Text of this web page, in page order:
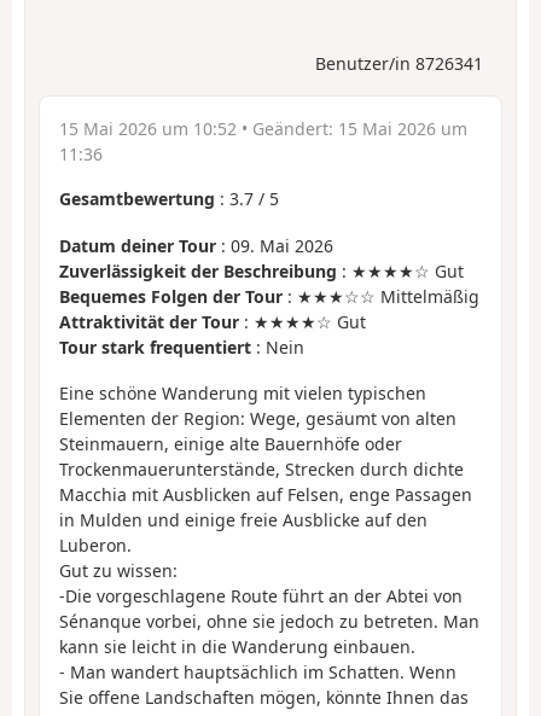
Benutzer/in 8726341
15 Mai 2026 um 10:52 • Geändert: 15 Mai 2026 um
11:36
Gesamtbewertung : 3.7 / 5
Datum deiner Tour : 09. Mai 2026
Zuverlässigkeit der Beschreibung : ★★★★☆ Gut
Bequemes Folgen der Tour : ★★★☆☆ Mittelmäßig
Attraktivität der Tour : ★★★★☆ Gut
Tour stark frequentiert : Nein
Eine schöne Wanderung mit vielen typischen
Elementen der Region: Wege, gesäumt von alten
Steinmauern, einige alte Bauernhöfe oder
Trockenmauerunterstände, Strecken durch dichte
Macchia mit Ausblicken auf Felsen, enge Passagen
in Mulden und einige freie Ausblicke auf den
Luberon.
Gut zu wissen:
-Die vorgeschlagene Route führt an der Abtei von
Sénanque vorbei, ohne sie jedoch zu betreten. Man
kann sie leicht in die Wanderung einbauen.
- Man wandert hauptsächlich im Schatten. Wenn
Sie offene Landschaften mögen, könnte Ihnen das